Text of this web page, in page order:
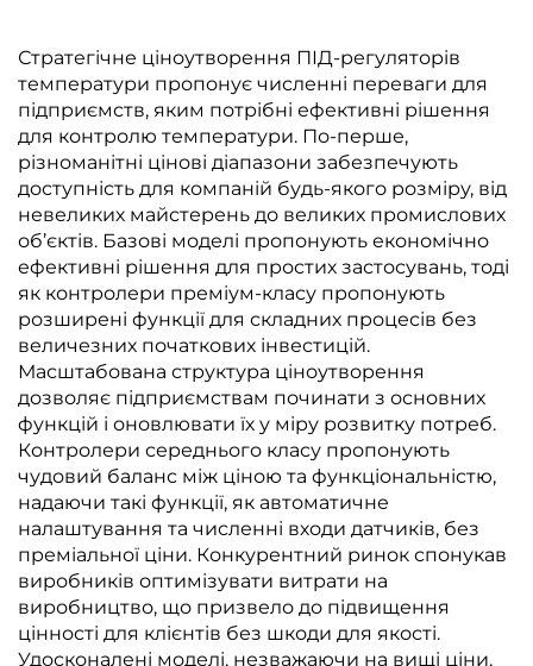
Стратегічне ціноутворення ПІД-регуляторів
температури пропонує численні переваги для
підприємств, яким потрібні ефективні рішення
для контролю температури. По-перше,
різноманітні цінові діапазони забезпечують
доступність для компаній будь-якого розміру, від
невеликих майстерень до великих промислових
об’єктів. Базові моделі пропонують економічно
ефективні рішення для простих застосувань, тоді
як контролери преміум-класу пропонують
розширені функції для складних процесів без
величезних початкових інвестицій.
Масштабована структура ціноутворення
дозволяє підприємствам починати з основних
функцій і оновлювати їх у міру розвитку потреб.
Контролери середнього класу пропонують
чудовий баланс між ціною та функціональністю,
надаючи такі функції, як автоматичне
налаштування та численні входи датчиків, без
преміальної ціни. Конкурентний ринок спонукав
виробників оптимізувати витрати на
виробництво, що призвело до підвищення
цінності для клієнтів без шкоди для якості.
Удосконалені моделі, незважаючи на вищі ціни,